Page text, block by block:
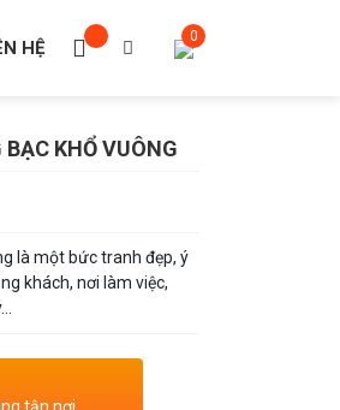
HỆ
KHỔ VUÔNG
là một bức tranh đẹp, ý
khách, nơi làm việc,